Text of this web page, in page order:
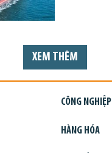
XEM THÊM
CÔNG NGHIỆP
HÀNG HÓA